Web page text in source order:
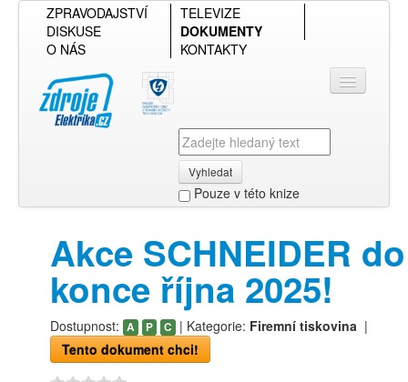
ZPRAVODAJSTVÍ
TELEVIZE
DISKUSE
DOKUMENTY
O NÁS
KONTAKTY
Vyhledat
Pouze v této knize
Přehled podle firmy
Přehled podle obsahu
Akce SCHNEIDER do
konce října 2025!
Dostupnost: A P C | Kategorie: Firemní tiskovina|
Tento dokument chci!